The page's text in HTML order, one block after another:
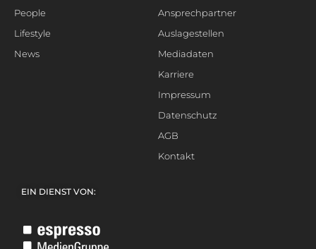
People
Lifestyle
News
Ansprechpartner
Auslagestellen
Mediadaten
Karriere
Impressum
Datenschutz
AGB
Kontakt
EIN DIENST VON: